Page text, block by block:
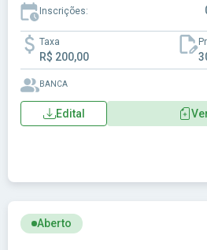
Inscrições:
Taxa
R$ 200,00
BANCA
Edital
Ver concurso: UFMS -
Aberto